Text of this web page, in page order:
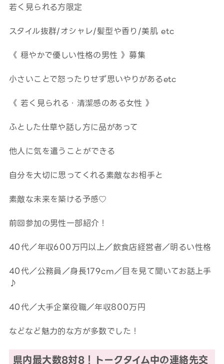
若く見られる方限定
スタイル抜群/オシャレ/髪型や香り/美肌 etc
《 穏やかで優しい性格の男性 》募集
小さいことで怒ったりせず思いやりがあるetc
《 若く見られる・清潔感のある女性 》
ふとした仕草や話し方に品があって
他人に気を遣うことができる
自分を大切に思ってくれる素敵なお相手と
素敵な未来を築ける予感♡
前回参加の男性一部紹介！
40代／年収600万円以上／飲食店経営者／明るい性格
40代／公務員／身長179cm／目を見て聞いてお話上手
♪
40代／大手企業役職／年収800万円
などなど魅力的な方が多数でした！
県内最大数8対8！トークタイム中の連絡先交